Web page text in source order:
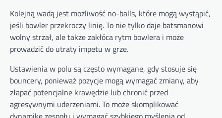
Kolejną wadą jest możliwość no-balls, które mogą wystąpić,
jeśli bowler przekroczy linię. To nie tylko daje batsmanowi
wolny strzał, ale także zakłóca rytm bowlera i może
prowadzić do utraty impetu w grze.
Ustawienia w polu są często wymagane, gdy stosuje się
bouncery, ponieważ pozycje mogą wymagać zmiany, aby
złapać potencjalne krawędzie lub chronić przed
agresywnymi uderzeniami. To może skomplikować